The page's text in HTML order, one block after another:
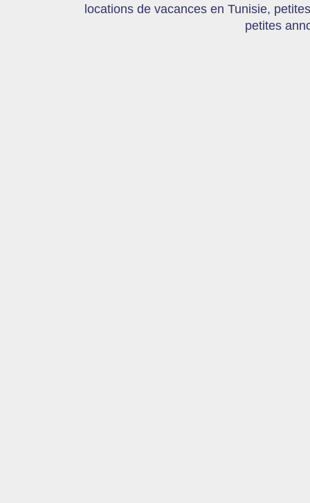
locations de vacances en Tunisie,
petites